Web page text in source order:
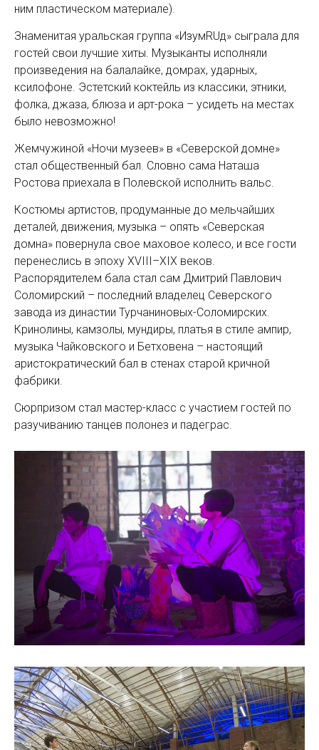
ним пластическом материале).
Знаменитая уральская группа «ИзумRUд» сыграла для
гостей свои лучшие хиты. Музыканты исполняли
произведения на балалайке, домрах, ударных,
ксилофоне. Эстетский коктейль из классики, этники,
фолка, джаза, блюза и арт-рока – усидеть на местах
было невозможно!
Жемчужиной «Ночи музеев» в «Северской домне»
стал общественный бал. Словно сама Наташа
Ростова приехала в Полевской исполнить вальс.
Костюмы артистов, продуманные до мельчайших
деталей, движения, музыка – опять «Северская
домна» повернула свое маховое колесо, и все гости
перенеслись в эпоху XVIII–XIX веков.
Распорядителем бала стал сам Дмитрий Павлович
Соломирский – последний владелец Северского
завода из династии Турчаниновых-Соломирских.
Кринолины, камзолы, мундиры, платья в стиле ампир,
музыка Чайковского и Бетховена – настоящий
аристократический бал в стенах старой кричной
фабрики.
Сюрпризом стал мастер-класс с участием гостей по
разучиванию танцев полонез и падеграс.